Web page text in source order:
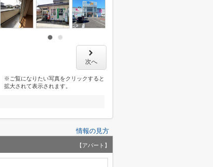
次へ
※ご覧になりたい写真をクリックすると
拡大されて表示されます。
情報の見方
【アパート】